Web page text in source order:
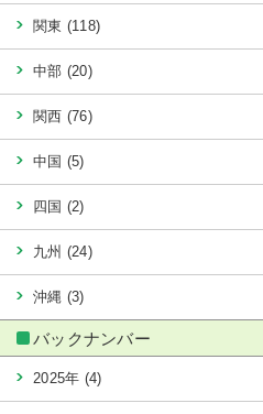
関東 (118)
中部 (20)
関西 (76)
中国 (5)
四国 (2)
九州 (24)
沖縄 (3)
バックナンバー
2025年 (4)